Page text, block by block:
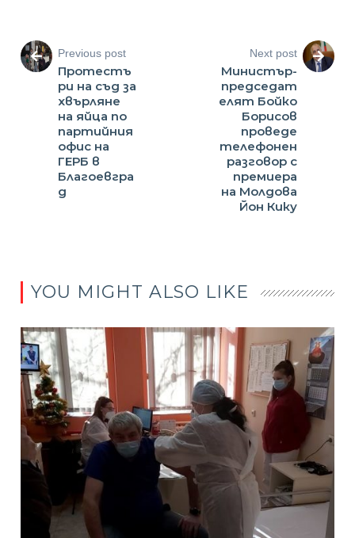
Previous post
Протестъ
ри на съд за
хвърляне
на яйца по
партийния
офис на
ГЕРБ в
Благоевгра
д
Next post
Министър-
председат
елят Бойко
Борисов
проведе
телефонен
разговор с
премиера
на Молдова
Йон Кику
YOU MIGHT ALSO LIKE